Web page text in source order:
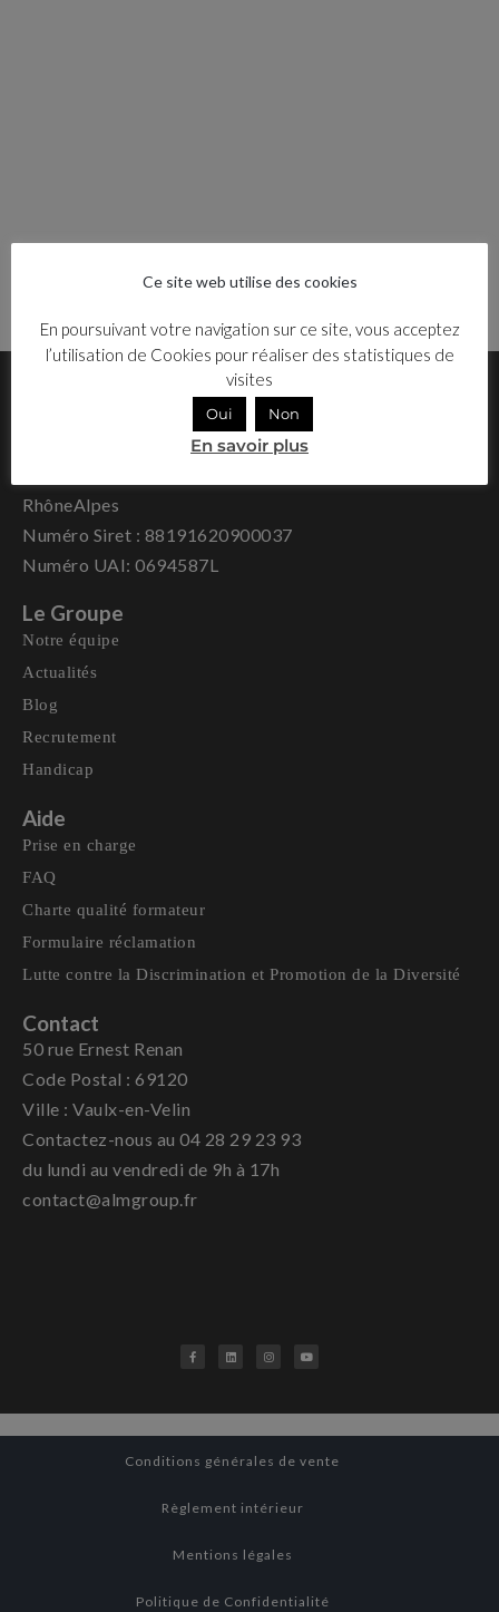
Déclaration d’activité enregistrée sous le numéro N°
RhôneAlpes
Numéro Siret : 88191620900037
Numéro UAI: 0694587L
Le Groupe
Notre équipe
Actualités
Blog
Recrutement
Handicap
Aide
Prise en charge
FAQ
Charte qualité formateur
Formulaire réclamation
Lutte contre la Discrimination et Promotion de la Diversité
Contact
50 rue Ernest Renan
Code Postal : 69120
Ville : Vaulx-en-Velin
Contactez-nous au 04 28 29 23 93
du lundi au vendredi de 9h à 17h
contact@almgroup.fr
Conditions générales de vente
Règlement intérieur
Mentions légales
Politique de Confidentialité
Ce site web utilise des cookies
En poursuivant votre navigation sur ce site, vous acceptez
l’utilisation de Cookies pour réaliser des statistiques de
visites
Oui Non
En savoir plus